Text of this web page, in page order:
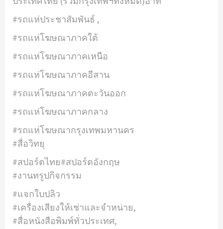
#รถแห่ประชาสัมพันธ์ ,
#รถแห่โฆษณาภาคใต้
#รถแห่โฆษณาภาคเหนือ
#รถแห่โฆษณาภาคอีสาน
#รถแห่โฆษณาภาคตะวันออก
#รถแห่โฆษณาภาคกลาง
#รถแห่โฆษณากรุงเทพมหานคร
#สื่อวิทยุ
#สปอร์ตไทย#สปอร์ตอังกฤษ
#งานทรูปกิจกรรม
#แจกใบปลิว
#เครื่องเสียงให้เช่าและจำหน่าย,
#สื่อหนังสือพิมพ์ทั่วประเทศ,